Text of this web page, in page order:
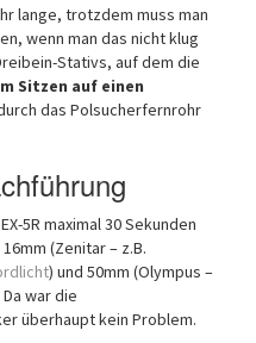
lange, trotzdem muss man
wenn man das nicht klug
Stativs, auf dem die
Sitzen auf einen
das Polsucherfernrohr
5R maximal 30 Sekunden
(Zenitar – z.B.
) und 50mm (Olympus –
war die
überhaupt kein Problem.